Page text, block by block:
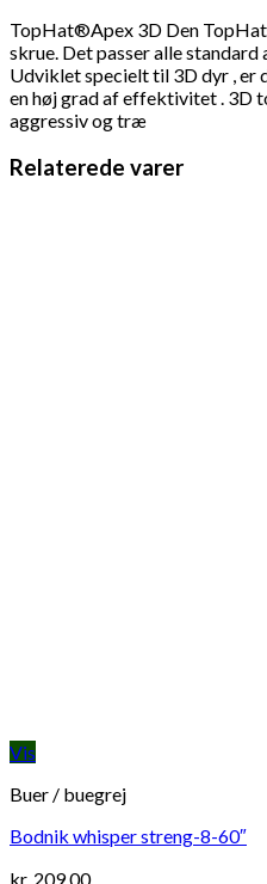
TopHat®Apex 3D Den
skrue. Det passer alle
Udviklet specielt til 3D dyr , er
en høj grad af effektivitet . 3D
aggressiv og træ
Relaterede varer
Vis
Buer / buegrej
Bodnik whisper streng-8-60″
kr. 209,00